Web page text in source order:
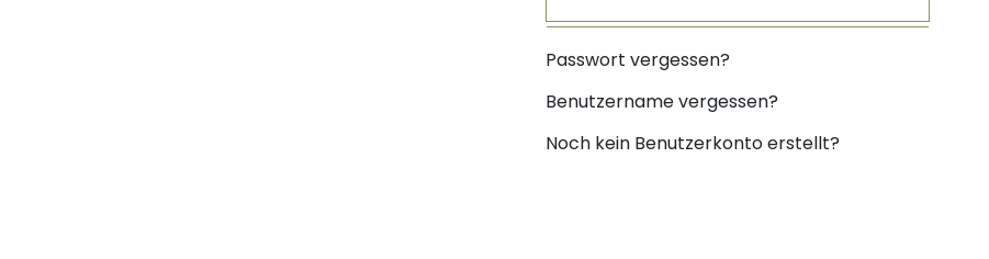
Passwort vergessen?
Benutzername vergessen?
Noch kein Benutzerkonto erstellt?